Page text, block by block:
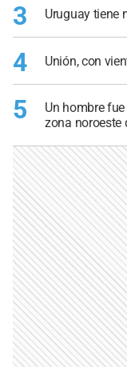
3 Uruguay tiene
4 Unión, con
5
Un hombre
zona noroeste